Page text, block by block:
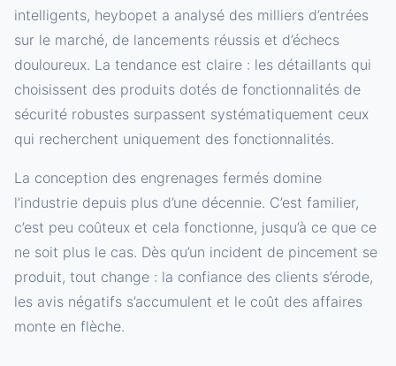
intelligents, heybopet a analysé des milliers d’entrées
sur le marché, de lancements réussis et d’échecs
douloureux. La tendance est claire : les détaillants qui
choisissent des produits dotés de fonctionnalités de
sécurité robustes surpassent systématiquement ceux
qui recherchent uniquement des fonctionnalités.
La conception des engrenages fermés domine
l’industrie depuis plus d’une décennie. C’est familier,
c’est peu coûteux et cela fonctionne, jusqu’à ce que ce
ne soit plus le cas. Dès qu’un incident de pincement se
produit, tout change : la confiance des clients s’érode,
les avis négatifs s’accumulent et le coût des affaires
monte en flèche.